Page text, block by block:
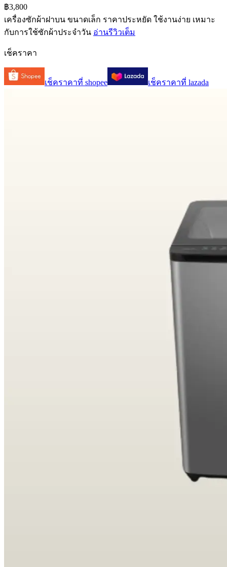
฿3,800
เครื่องซักผ้าฝาบน ขนาดเล็ก ราคาประหยัด ใช้งานง่าย เหมาะ
กับการใช้ซักผ้าประจำวัน อ่านรีวิวเต็ม
เช็คราคา
เช็คราคาที่ shopee เช็คราคาที่ lazada